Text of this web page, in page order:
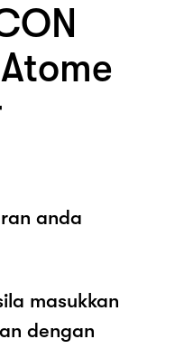
anda
masukkan
dengan